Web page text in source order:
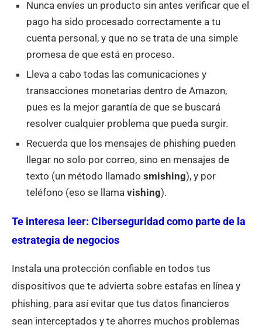
Nunca envíes un producto sin antes verificar que el
pago ha sido procesado correctamente a tu
cuenta personal, y que no se trata de una simple
promesa de que está en proceso.
Lleva a cabo todas las comunicaciones y
transacciones monetarias dentro de Amazon,
pues es la mejor garantía de que se buscará
resolver cualquier problema que pueda surgir.
Recuerda que los mensajes de phishing pueden
llegar no solo por correo, sino en mensajes de
texto (un método llamado smishing), y por
teléfono (eso se llama vishing).
Te interesa leer: Ciberseguridad como parte de la
estrategia de negocios
Instala una protección confiable en todos tus
dispositivos que te advierta sobre estafas en línea y
phishing, para así evitar que tus datos financieros
sean interceptados y te ahorres muchos problemas